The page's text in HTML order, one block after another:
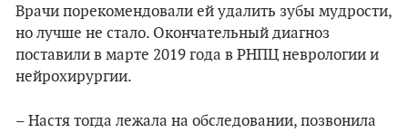
Врачи порекомендовали ей удалить зубы мудрости,
но лучше не стало. Окончательный диагноз
поставили в марте 2019 года в РНПЦ неврологии и
нейрохирургии.
– Настя тогда лежала на обследовании, позвонила